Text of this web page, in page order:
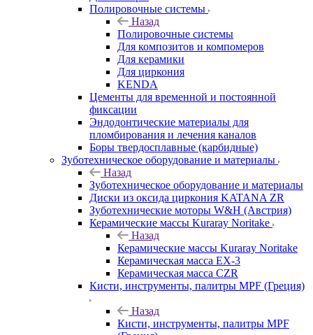
Полировочные системы
Назад
Полировочные системы
Для композитов и компомеров
Для керамики
Для циркония
KENDA
Цементы для временной и постоянной
фиксации
Эндодонтические материалы для
пломбирования и лечения каналов
Боры твердосплавные (карбидные)
Зуботехническое оборудование и материалы
Назад
Зуботехническое оборудование и материалы
Диски из оксида циркония KATANA ZR
Зуботехнические моторы W&H (Австрия)
Керамические массы Kuraray Noritake
Назад
Керамические массы Kuraray Noritake
Керамическая масса EX-3
Керамическая масса CZR
Кисти, инструменты, палитры MPF (Греция)
Назад
Кисти, инструменты, палитры MPF